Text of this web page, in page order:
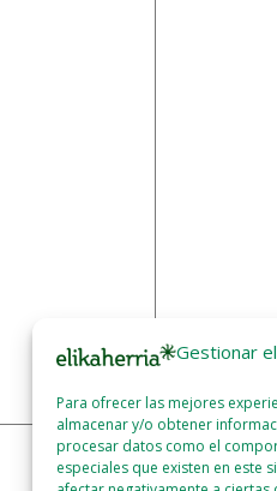
Gestionar
Para ofrecer las mejores
almacenar y/o obtener
procesar datos como el
especiales que existen en este